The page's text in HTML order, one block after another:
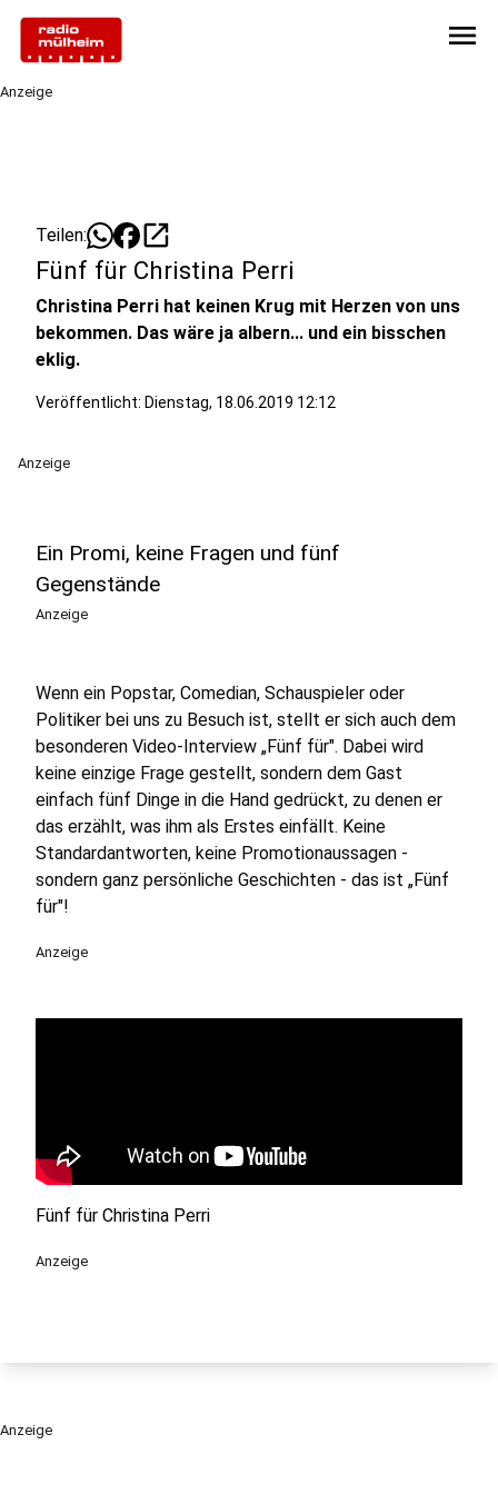
menu
Anzeige
Teilen: open_in_new
Fünf für Christina Perri
Christina Perri hat keinen Krug mit Herzen von uns
bekommen. Das wäre ja albern... und ein bisschen
eklig.
Veröffentlicht: Dienstag, 18.06.2019 12:12
Anzeige
Ein Promi, keine Fragen und fünf
Gegenstände
Anzeige
Wenn ein Popstar, Comedian, Schauspieler oder
Politiker bei uns zu Besuch ist, stellt er sich auch dem
besonderen Video-Interview „Fünf für". Dabei wird
keine einzige Frage gestellt, sondern dem Gast
einfach fünf Dinge in die Hand gedrückt, zu denen er
das erzählt, was ihm als Erstes einfällt. Keine
Standardantworten, keine Promotionaussagen -
sondern ganz persönliche Geschichten - das ist „Fünf
für"!
Anzeige
Fünf für Christina Perri
Anzeige
Anzeige